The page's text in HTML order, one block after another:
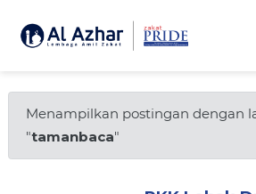
Menampilkan postingan dengan
"tamanbaca"